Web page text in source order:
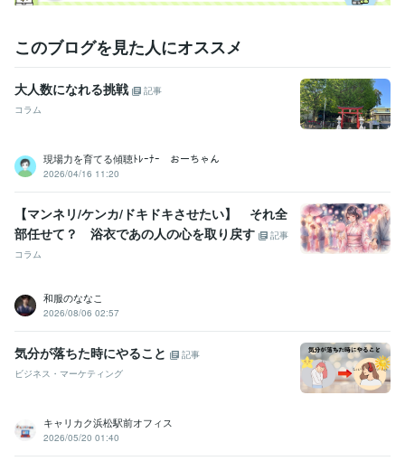
このブログを見た人にオススメ
大人数になれる挑戦
記事
コラム
現場力を育てる傾聴ﾄﾚｰﾅｰ おーちゃん
2026/04/16 11:20
【マンネリ/ケンカ/ドキドキさせたい】 それ全
部任せて？ 浴衣であの人の心を取り戻す
記事
コラム
和服のななこ
2026/08/06 02:57
気分が落ちた時にやること
記事
ビジネス・マーケティング
キャリカク浜松駅前オフィス
2026/05/20 01:40